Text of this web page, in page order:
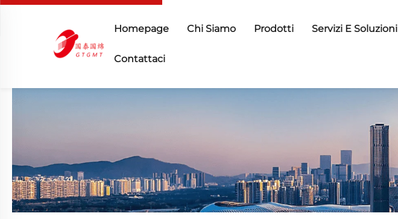
Homepage Chi Siamo Prodotti Servizi E Soluzioni
Contattaci